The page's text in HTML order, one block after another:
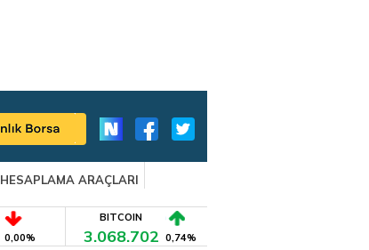
HESAPLAMA ARAÇLARI
0,00%
BITCOIN
3.068.702 0,74%